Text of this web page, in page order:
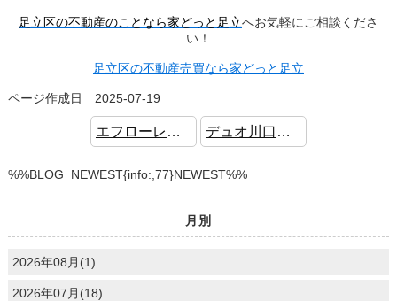
足立区の不動産のことなら家どっと足立へお気軽にご相談くださ
い！
足立区の不動産売買なら家どっと足立
ページ作成日 2025-07-19
エフローレ新越谷ロイヤルガーデン 中古マンション 2駅2路線利用可能 デュオ川口青木公園 中古マンション 角部屋 ワイドバルコニー
%%BLOG_NEWEST{info:,77}NEWEST%%
月別
2026年08月(1)
2026年07月(18)